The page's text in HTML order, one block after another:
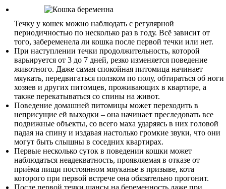
Течку у кошек можно наблюдать с регулярной
периодичностью по несколько раз в году. Всё зависит от
того, забеременела ли кошка после первой течки или нет.
При наступлении течки продолжительность, которой
варьируется от 3 до 7 дней, резко изменяется поведение
животного. Даже самая спокойная питомица начинает
мяукать, передвигаться ползком по полу, обтираться об ноги
хозяев и других питомцев, проживающих в квартире, а
также перекатываться со спины на живот.
Поведение домашней питомицы может переходить в
неприсущие ей выходки – она начинает преследовать все
подвижные объекты, со всего маха ударяясь в них головой
падая на спину и издавая настолько громкие звуки, что они
могут быть слышны в соседних квартирах.
Первые несколько суток в поведении кошки может
наблюдаться неадекватность, проявляемая в отказе от
приёма пищи постоянном мяуканье в призыве, кота
которого при первой встрече она обязательно прогонит.
После первой течки шансы на беременность даже при